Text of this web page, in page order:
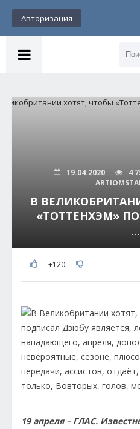
Авторизация
19.04.2020 4
В
«ТОТТЕНХЭМ»
---
+120
19 апреля – ГЛАС.